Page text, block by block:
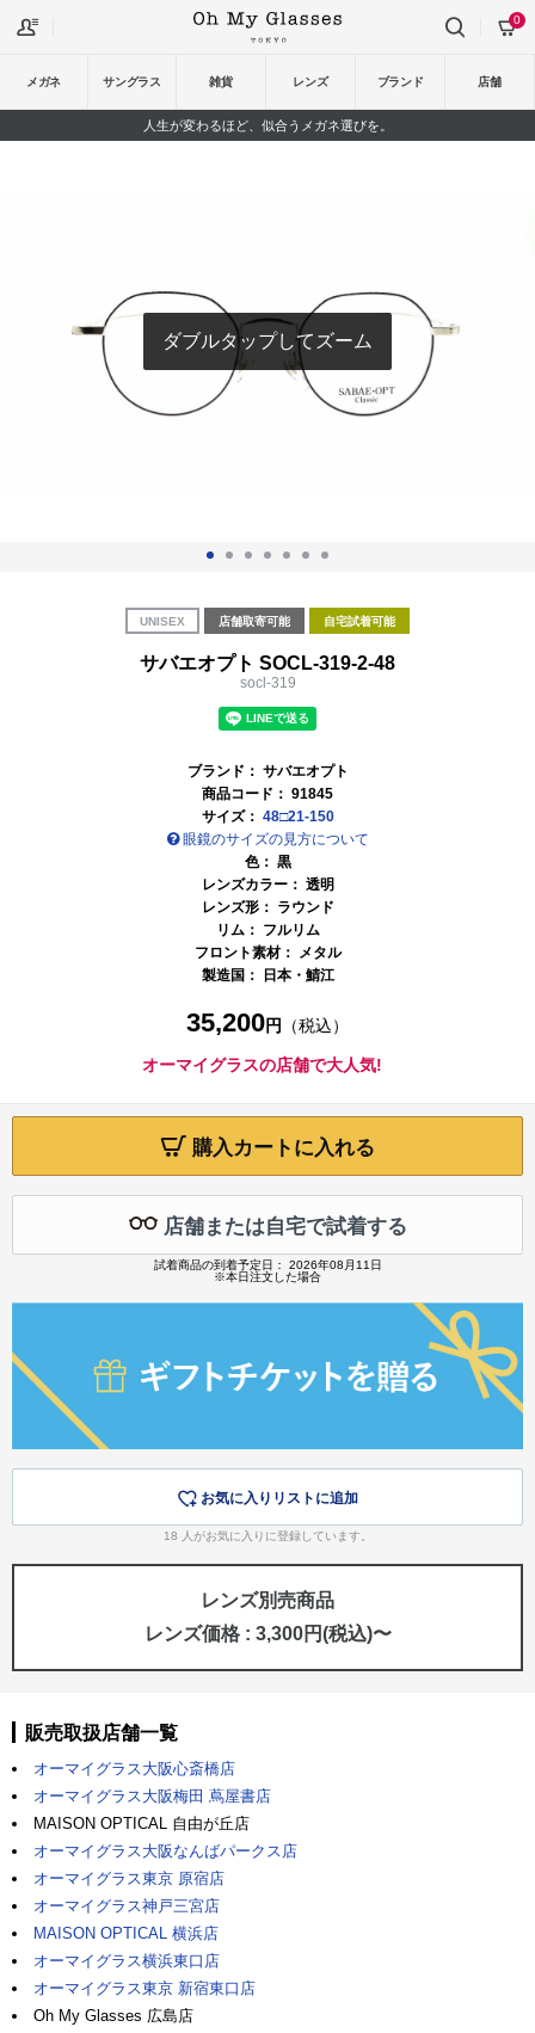
メガネ サングラス 雑貨 レンズ ブランド 店舗
0
人生が変わるほど、似合うメガネ選びを。
ダブルタップしてズーム
UNISEX 店舗取寄可能 自宅試着可能
サバエオプト SOCL-319-2-48
socl-319
ブランド： サバエオプト
商品コード： 91845
サイズ： 48□21-150
眼鏡のサイズの見方について
色： 黒
レンズカラー： 透明
レンズ形： ラウンド
リム： フルリム
フロント素材： メタル
製造国：
日本・鯖江
35,200円 （税込）
オーマイグラスの店舗で大人気!
購入カートに入れる
店舗または自宅で試着する
試着商品の到着予定日： 2026年08月11日
※本日注文した場合
お気に入りリストに追加
18 人がお気に入りに登録しています。
レンズ別売商品
レンズ価格 : 3,300円(税込)〜
販売取扱店舗一覧
オーマイグラス大阪心斎橋店
オーマイグラス大阪梅田 蔦屋書店
MAISON OPTICAL 自由が丘店
オーマイグラス大阪なんばパークス店
オーマイグラス東京 原宿店
オーマイグラス神戸三宮店
MAISON OPTICAL 横浜店
オーマイグラス横浜東口店
オーマイグラス東京 新宿東口店
Oh My Glasses 広島店